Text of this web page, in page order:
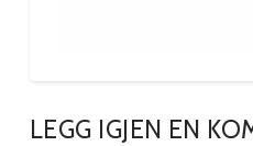
LEGG IGJEN EN